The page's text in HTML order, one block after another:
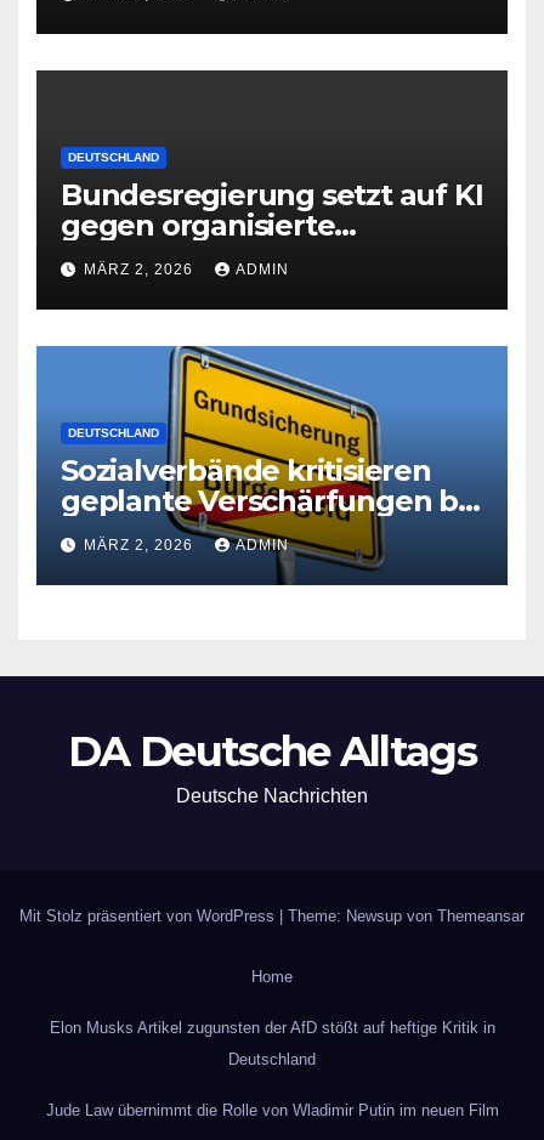
DEUTSCHLAND
Bundesregierung setzt auf KI
gegen organisierte
Kriminalität
MÄRZ 2, 2026 ADMIN
DEUTSCHLAND
Sozialverbände kritisieren
geplante Verschärfungen bei
der Grundsicherung
MÄRZ 2, 2026 ADMIN
DA Deutsche Alltags
Deutsche Nachrichten
Mit Stolz präsentiert von WordPress Theme: Newsup von Themeansar
Home
Elon Musks Artikel zugunsten der AfD stößt auf heftige Kritik in
Deutschland
Jude Law übernimmt die Rolle von Wladimir Putin im neuen Film